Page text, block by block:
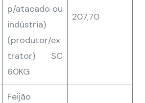
p/atacado ou
indústria)
(produtor/ex
trator) SC
60KG
207,70
Feijão